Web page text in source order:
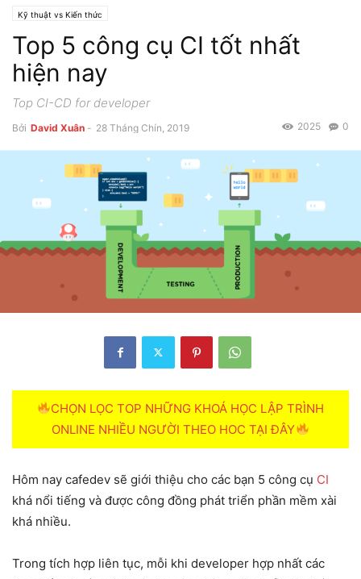
Kỹ thuật vs Kiến thức
Top 5 công cụ CI tốt nhất
hiện nay
Top CI-CD for developer
Bởi David Xuân - 28 Tháng Chín, 2019 0
2025
CHỌN LỌC TOP NHỮNG KHOÁ HỌC LẬP TRÌNH
ONLINE NHIỀU NGƯỜI THEO HOC TẠI ĐÂY
Hôm nay cafedev sẽ giới thiệu cho các bạn 5 công cụ CI
khá nổi tiếng và được công đồng phát triển phần mềm xài
khá nhiều.
Trong tích hợp liên tục, mỗi khi developer hợp nhất các